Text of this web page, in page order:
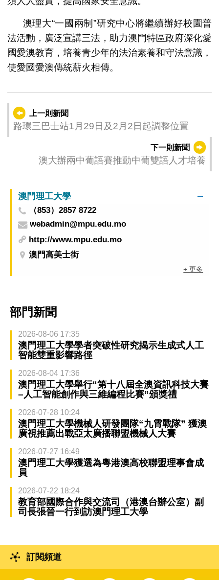
澳理大“一國兩制”研究中心將繼續辦好校園普
法活動，廣泛宣講三法，助力澳門特區政府深化愛
國愛澳教育，培養青少年的法治素養和守法意識，
使愛國愛澳傳統薪火相傳。
上一則新聞
路環三巴士站1月29日及2月2日起調整位置
下一則新聞
澳大辦兩中葡語賽推動中葡雙語人才培養
澳門理工大學
（853）2857 8722
webadmin@mpu.edu.mo
http://www.mpu.edu.mo
澳門高美士街
+ 更多
部門新聞
2026-08-06 17:35
澳門理工大學學者突破性研究揭示生成式人工
智能雙重影響路徑
2026-08-04 17:36
澳門理工大學舉行“第十八屆全澳資訊科技大賽
–人工智能創作與三維編程比賽”頒獎禮
2026-07-28 10:24
澳門理工大學機械人研發團隊“九霄戰隊” 獲澳
廣視推薦出戰亞太廣播聯盟機械人大賽
2026-07-27 16:49
澳門理工大學獲選為粵港澳高校聯盟理事會成
員
2026-07-22 18:24
教育部國際合作與交流司（港澳台辦公室）副
司長張晉一行到訪澳門理工大學
訂閱頻道